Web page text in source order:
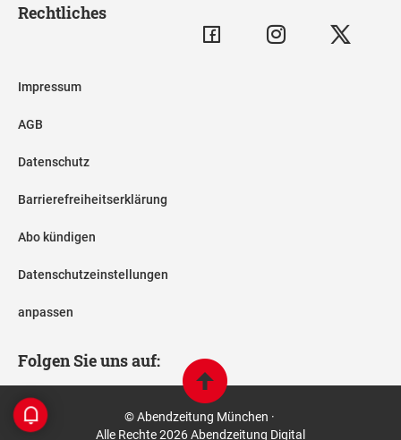
Rechtliches
Impressum
AGB
Datenschutz
Barrierefreiheitserklärung
Abo kündigen
Datenschutzeinstellungen
anpassen
Folgen Sie uns auf:
© Abendzeitung München ·
Alle Rechte 2026 Abendzeitung Digital